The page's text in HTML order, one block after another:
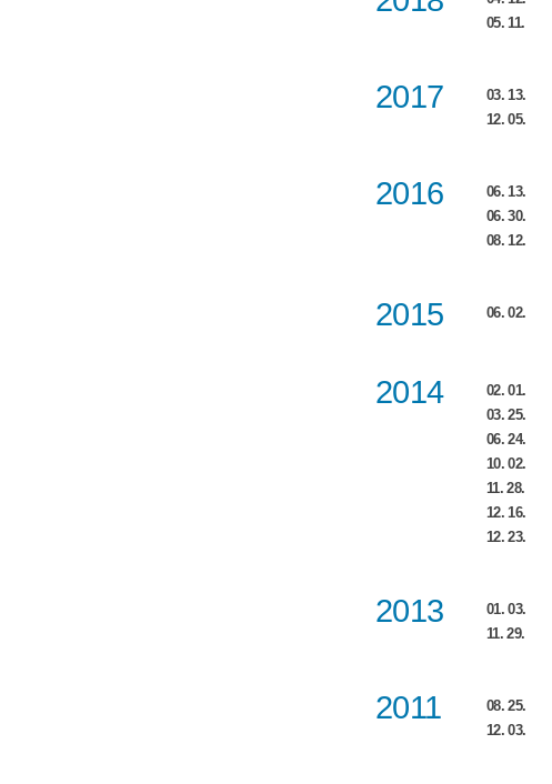
05. 11.
2017 03. 13.
12. 05.
2016 06. 13.
06. 30.
08. 12.
2015 06. 02.
2014 02. 01.
03. 25.
06. 24.
10. 02.
11. 28.
12. 16.
12. 23.
2013 01. 03.
11. 29.
2011 08. 25.
12. 03.